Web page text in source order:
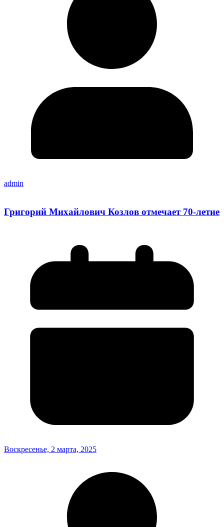
admin
Григорий Михайлович Козлов отмечает 70-летие
Воскресенье, 2 марта, 2025